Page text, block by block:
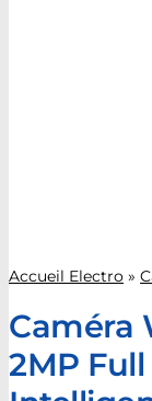
Accueil Electro »
Caméra
2MP Full